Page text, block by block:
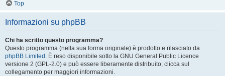
Top
Informazioni su phpBB
Chi ha scritto questo programma?
Questo programma (nella sua forma originale) è prodotto e rilasciato da
phpBB Limited . È reso disponibile sotto la GNU General Public Licence
versione 2 (GPL-2.0) e può essere liberamente distribuito; clicca sul
collegamento per maggiori informazioni.